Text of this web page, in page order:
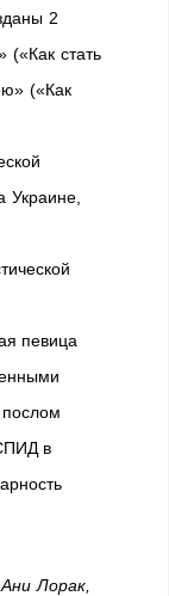
2
(«Как стать
(«Как
Украине,
певица
в
Лорак,